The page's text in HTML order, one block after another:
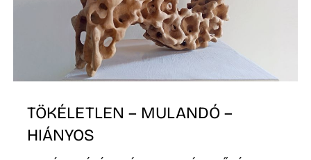
TÖKÉLETLEN – MULANDÓ –
HIÁNYOS